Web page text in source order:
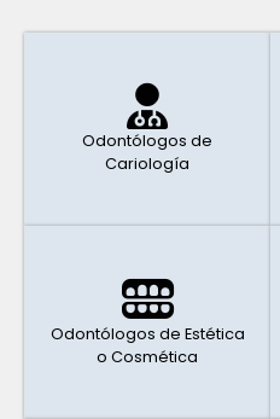
Odontólogos de
Cariología
Odontólogos de Estética
o Cosmética